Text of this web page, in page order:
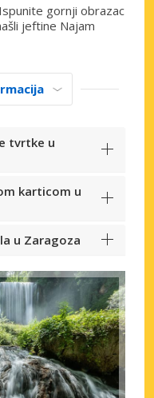
gornji obrazac
jeftine Najam
tvrtke u
karticom u
u Zaragoza